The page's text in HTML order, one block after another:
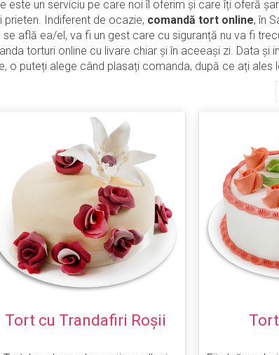
este un serviciu pe care noi îl oferim și care îți oferă
prieten. Indiferent de ocazie, comandă tort online, în
află ea/el, va fi un gest care cu siguranță nu va fi
torturi online cu livare chiar și în aceeași zi. Data și
o puteți alege când plasați comanda, după ce ați ales
Tort cu Trandafiri Roșii